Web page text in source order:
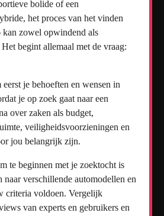
bolide of een
het proces van het vinden
kan zowel opwindend als
begint allemaal met de vraag:
je behoeften en wensen in
je op zoek gaat naar een
over zaken als budget,
veiligheidsvoorzieningen en
jou belangrijk zijn.
te beginnen met je zoektocht is
verschillende automodellen en
criteria voldoen. Vergelijk
van experts en gebruikers en